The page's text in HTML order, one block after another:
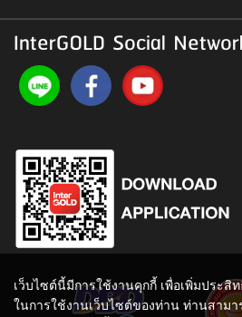
InterGOLD Social
เว็บไซต์นี้มีการใช้งานคุกกี้ เพื่อเพิ่มประ
ในการใช้งานเว็บไซต์ของท่าน ท่านสามา